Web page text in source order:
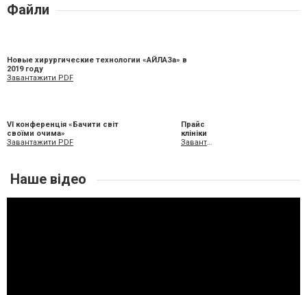
Файли
Новые хирургические технологии «АЙЛАЗа» в
2019 году
Завантажити PDF
VI конференція «Бачити світ
своїми очима»
Завантажити PDF
Прайс
клініки
Завантажити XLS
Наше відео